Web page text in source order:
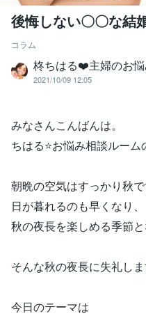
後悔しない〇〇な結
コラム
柊ちはる❤️主婦のお
2021/10/09 12:05
みなさんこんばんは。
ちはる⭐️お悩み相談ルー
朝晩の空気はすっかり秋で
日が暮れるのも早くなり、
秋の夜長を楽しめる季節と
そんな秋の夜長に失礼し
今日のテーマは